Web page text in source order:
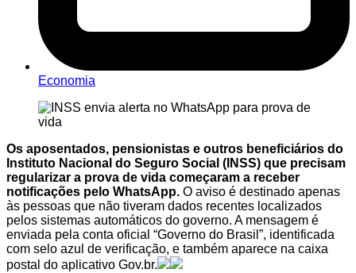
Economia
Os aposentados, pensionistas e outros beneficiários do
Instituto Nacional do Seguro Social (INSS) que precisam
regularizar a prova de vida começaram a receber
notificações pelo WhatsApp. O aviso é destinado apenas
às pessoas que não tiveram dados recentes localizados
pelos sistemas automáticos do governo. A mensagem é
enviada pela conta oficial “Governo do Brasil”, identificada
com selo azul de verificação, e também aparece na caixa
postal do aplicativo Gov.br.